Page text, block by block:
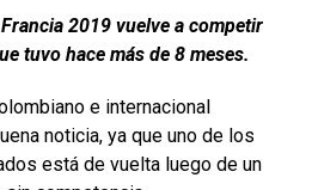
2019 vuelve a competir
tuvo hace más de 8 meses.
e internacional
noticia, ya que uno de los
está de vuelta luego de un